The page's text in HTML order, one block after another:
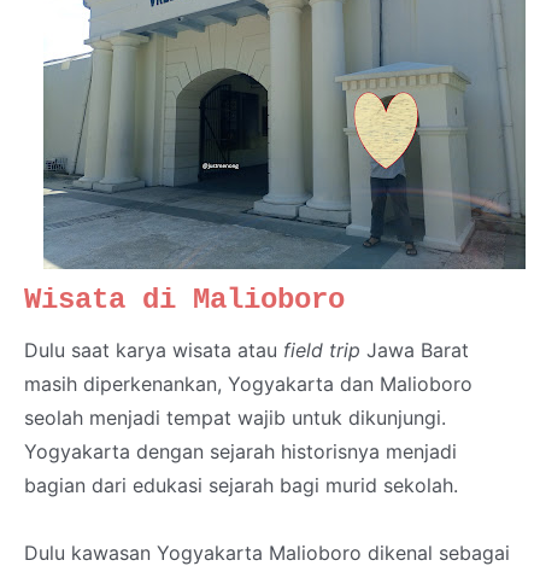
Wisata di Malioboro
Dulu saat karya wisata atau field trip Jawa Barat
masih diperkenankan, Yogyakarta dan Malioboro
seolah menjadi tempat wajib untuk dikunjungi.
Yogyakarta dengan sejarah historisnya menjadi
bagian dari edukasi sejarah bagi murid sekolah.
Dulu kawasan Yogyakarta Malioboro dikenal sebagai